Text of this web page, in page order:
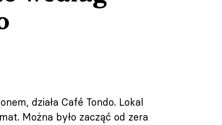
działa Café Tondo. Lokal
Można było zacząć od zera